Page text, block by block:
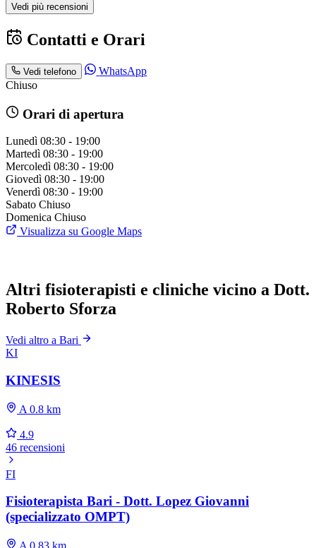
Vedi più recensioni
Contatti e Orari
Vedi telefono
WhatsApp
Chiuso
Orari di apertura
Lunedì 08:30 - 19:00
Martedì 08:30 - 19:00
Mercoledì 08:30 - 19:00
Giovedì 08:30 - 19:00
Venerdì 08:30 - 19:00
Sabato Chiuso
Domenica Chiuso
Visualizza su Google Maps
Altri fisioterapisti e cliniche vicino a Dott.
Roberto Sforza
Vedi altro a Bari
KI
KINESIS
A 0.8 km
4.9
46 recensioni
FI
Fisioterapista Bari - Dott. Lopez Giovanni
(specializzato OMPT)
A 0.83 km